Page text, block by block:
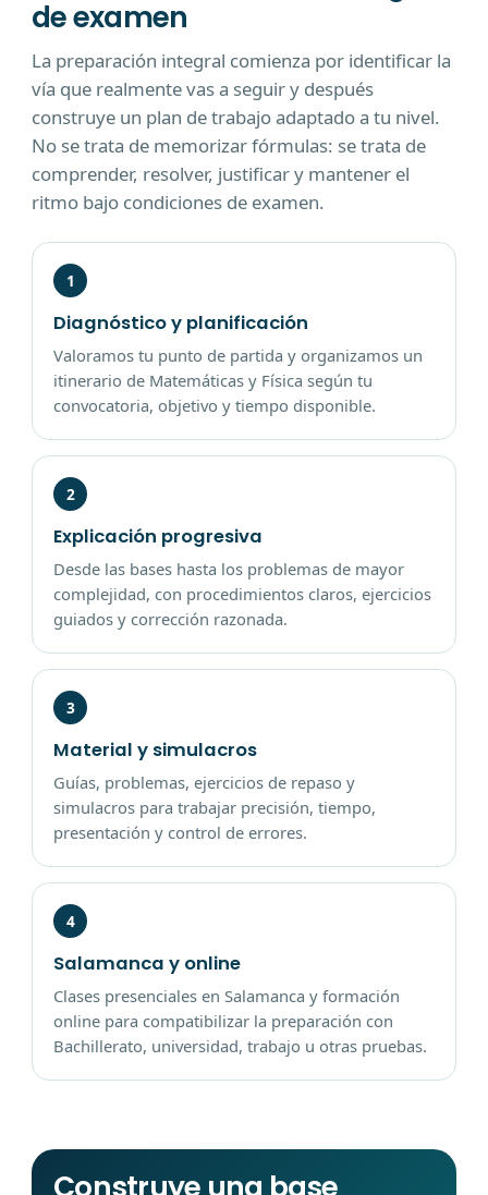
de examen
La preparación integral comienza por identificar la
vía que realmente vas a seguir y después
construye un plan de trabajo adaptado a tu nivel.
No se trata de memorizar fórmulas: se trata de
comprender, resolver, justificar y mantener el
ritmo bajo condiciones de examen.
1
Diagnóstico y planificación
Valoramos tu punto de partida y organizamos un
itinerario de Matemáticas y Física según tu
convocatoria, objetivo y tiempo disponible.
2
Explicación progresiva
Desde las bases hasta los problemas de mayor
complejidad, con procedimientos claros, ejercicios
guiados y corrección razonada.
3
Material y simulacros
Guías, problemas, ejercicios de repaso y
simulacros para trabajar precisión, tiempo,
presentación y control de errores.
4
Salamanca y online
Clases presenciales en Salamanca y formación
online para compatibilizar la preparación con
Bachillerato, universidad, trabajo u otras pruebas.
Construye una base